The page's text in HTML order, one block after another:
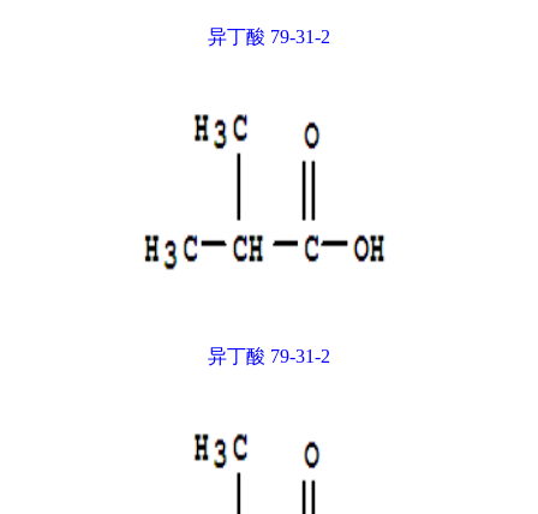
异丁酸 79-31-2
异丁酸 79-31-2